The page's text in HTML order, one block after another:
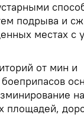
подрыва и
местах с
от мин и
площадей,